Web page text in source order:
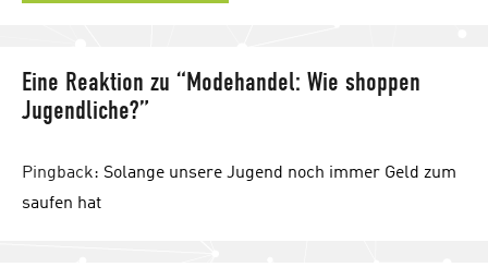
Eine Reaktion zu “Modehandel: Wie shoppen
Jugendliche?”
Pingback: Solange unsere Jugend noch immer Geld zum
saufen hat